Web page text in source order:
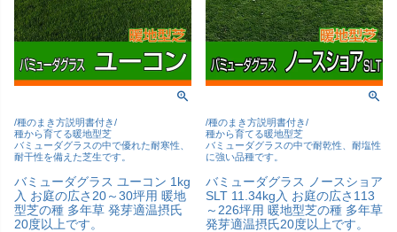
/種のまき方説明書付き/
種から育てる暖地型芝
バミューダグラスの中で優れた耐寒性、
耐干性を備えた芝生です。
バミューダグラス ユーコン 1kg
入 お庭の広さ20～30坪用 暖地
型芝の種 多年草 発芽適温摂氏
20度以上です。
/種のまき方説明書付き/
種から育てる暖地型芝
バミューダグラスの中で耐乾性、耐塩性
に強い品種です。
バミューダグラス ノースショア
SLT 11.34kg入 お庭の広さ113
～226坪用 暖地型芝の種 多年草
発芽適温摂氏20度以上です。